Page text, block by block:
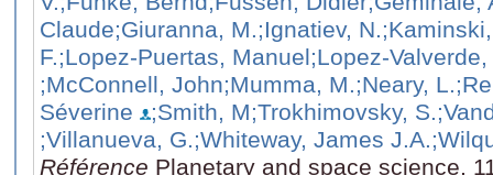
Claude;Giuranna, M.;Ignatiev, N.
F.;Lopez-Puertas, Manuel;Lopez-
;McConnell, John;Mumma, M.;Neary, L.
Séverine
;Smith, M;Trokhimovsky, S.
;Villanueva, G.;Whiteway, James J.A.
Référence Planetary and space science,